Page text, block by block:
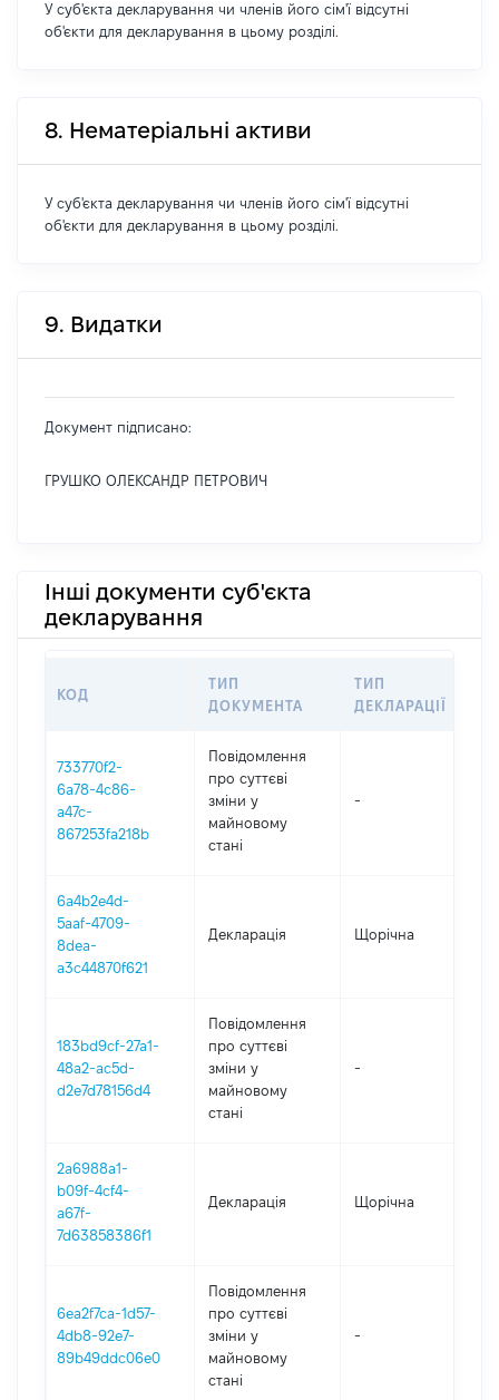
У суб'єкта декларування чи членів його сім'ї відсутні
об'єкти для декларування в цьому розділі.
8. Нематеріальні активи
У суб'єкта декларування чи членів його сім'ї відсутні
об'єкти для декларування в цьому розділі.
9. Видатки
Документ підписано:
ГРУШКО ОЛЕКСАНДР ПЕТРОВИЧ
Інші документи суб'єкта
декларування
КОД
ТИП
ДОКУМЕНТА
ТИП
ДЕКЛАРАЦІЇ
733770f2-
6a78-4c86-
a47c-
867253fa218b
Повідомлення
про суттєві
зміни y
майновому
стані
-
6a4b2e4d-
5aaf-4709-
8dea-
a3c44870f621
Декларація Щорічна
183bd9cf-27a1-
48a2-ac5d-
d2e7d78156d4
Повідомлення
про суттєві
зміни y
майновому
стані
-
2a6988a1-
b09f-4cf4-
a67f-
7d63858386f1
Декларація Щорічна
6ea2f7ca-1d57-
4db8-92e7-
89b49ddc06e0
Повідомлення
про суттєві
зміни y
майновому
стані
-